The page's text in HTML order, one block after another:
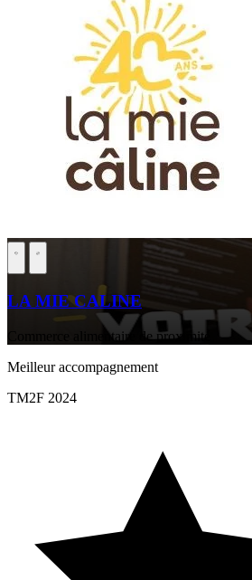
LA MIE CALINE
Commerce alimentaire de proximité
Meilleur accompagnement
TM2F 2024